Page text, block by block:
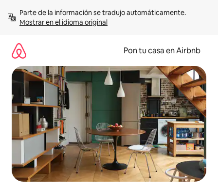
contenidoMostrar en el idioma original
Pon tu casa en Airbnb